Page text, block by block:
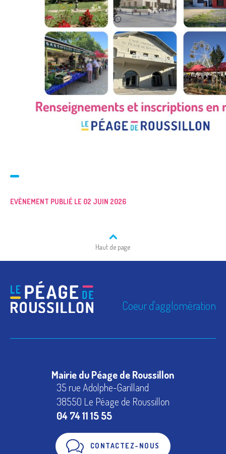
EVÈNEMENT PUBLIÉ LE 02 JUIN 2026
Haut de page
Coeur d'agglomération
Mairie du Péage de Roussillon
35 rue Adolphe-Garilland
38550 Le Péage de Roussillon
04 74 11 15 55
CONTACTEZ-NOUS